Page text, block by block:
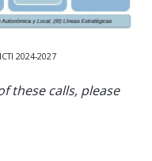
2024-2027
these calls, please